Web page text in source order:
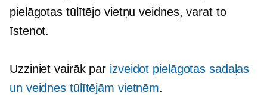
pielāgotas tūlītējo vietņu veidnes, varat to
īstenot.
Uzziniet vairāk par izveidot pielāgotas sadaļas
un veidnes tūlītējām vietnēm.